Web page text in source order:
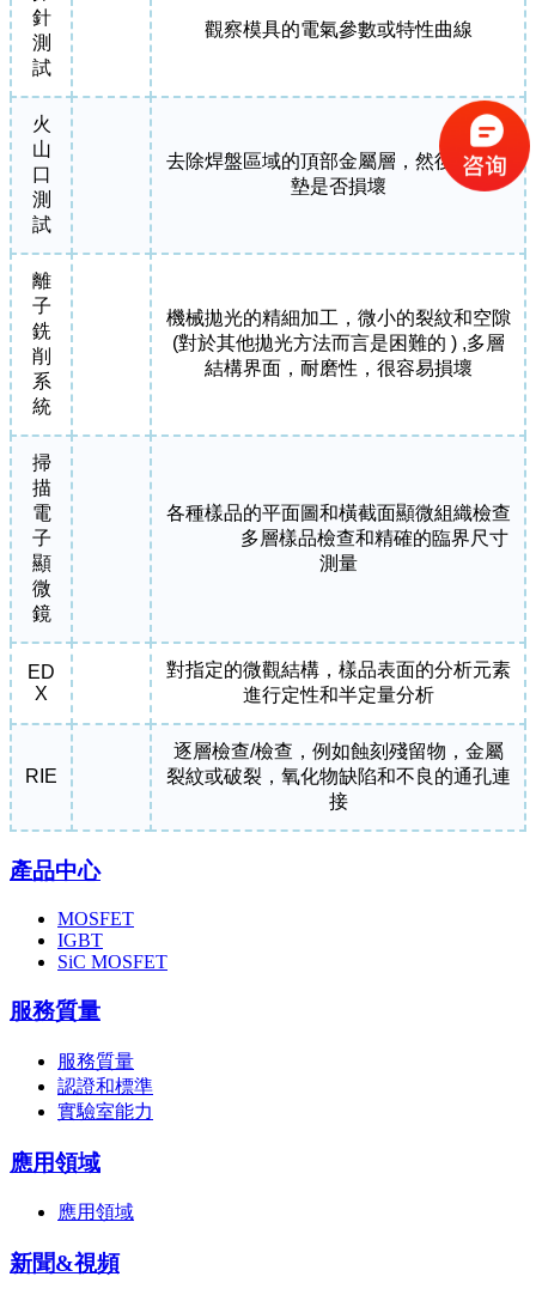
針
測
試
觀察模具的電氣參數或特性曲線
火
山
口
測
試
去除焊盤區域的頂部金屬層，然後觀察襯
墊是否損壞
離
子
銑
削
系
統
機械拋光的精細加工，微小的裂紋和空隙
(對於其他拋光方法而言是困難的 ) ,多層
結構界面，耐磨性，很容易損壞
掃
描
電
子
顯
微
鏡
各種樣品的平面圖和橫截面顯微組織檢查
多層樣品檢查和精確的臨界尺寸
測量
ED
X
對指定的微觀結構，樣品表面的分析元素
進行定性和半定量分析
RIE
逐層檢查/檢查，例如蝕刻殘留物，金屬
裂紋或破裂，氧化物缺陷和不良的通孔連
接
產品中心
MOSFET
IGBT
SiC MOSFET
服務質量
服務質量
認證和標準
實驗室能力
應用領域
應用領域
新聞&視頻